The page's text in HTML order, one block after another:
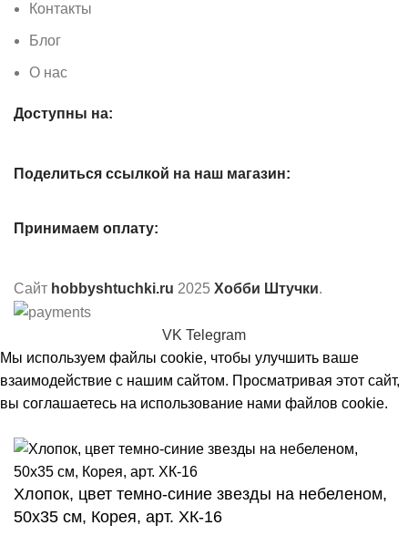
Контакты
Блог
О нас
Доступны на:
Поделиться ссылкой на наш магазин:
Принимаем оплату:
Сайт hobbyshtuchki.ru 2025 Хобби Штучки.
VK Telegram
Мы используем файлы cookie, чтобы улучшить ваше
взаимодействие с нашим сайтом. Просматривая этот сайт,
вы соглашаетесь на использование нами файлов cookie.
Хлопок, цвет темно-синие звезды на небеленом,
50х35 см, Корея, арт. ХК-16